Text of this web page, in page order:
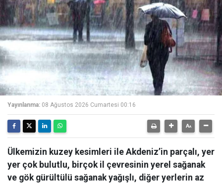
Yayınlanma: 08 Ağustos 2026 Cumartesi 00:16
Ülkemizin kuzey kesimleri ile Akdeniz’in parçalı, yer
yer çok bulutlu, birçok il çevresinin yerel sağanak
ve gök gürültülü sağanak yağışlı, diğer yerlerin az